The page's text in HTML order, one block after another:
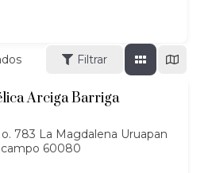
Filtrar
Arciga Barriga
783 La Magdalena Uruapan
60080